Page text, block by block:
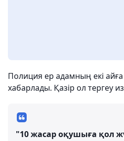
Полиция ер адамның екі
хабарлады. Қазір ол тергеу
"10 жасар оқушыға қол